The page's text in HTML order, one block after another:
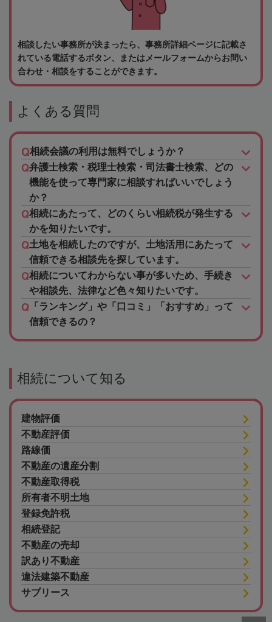
相談したい事務所が決まったら、事務所詳細ページに記載さ
れている電話するボタン、またはメールフォームからお問い
合わせ・相談をすることができます。
よくある質問
相続会議の利用は無料でしょうか？
弁護士検索・税理士検索・司法書士検索、どの
機能を使って専門家に相談すればいいでしょう
か？
相続にあたって、どのくらい相続税が発生する
かを知りたいです。
土地を相続したのですが、土地活用にあたって
信頼できる相談先を探しています。
相続についてわからない事が多いため、手続き
や相談先、法律など色々知りたいです。
「ランキング」や「口コミ」「おすすめ」って
信頼できるの？
相続について知る
建物評価
不動産評価
路線価
不動産の遺産分割
不動産取得税
所有者不明土地
登録免許税
相続登記
不動産の売却
訳あり不動産
違法建築不動産
サブリース